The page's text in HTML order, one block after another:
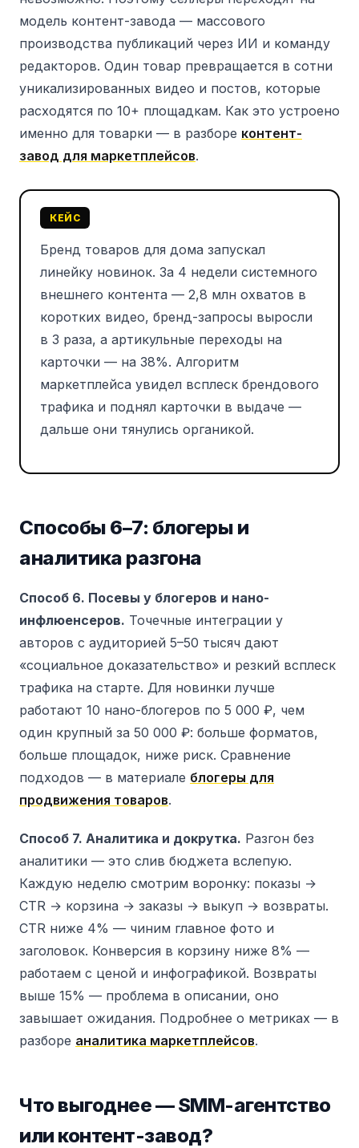
модель контент-завода — массового
производства публикаций через ИИ и команду
редакторов. Один товар превращается в сотни
уникализированных видео и постов, которые
расходятся по 10+ площадкам. Как это устроено
именно для товарки — в разборе контент-
завод для маркетплейсов.
КЕЙС
Бренд товаров для дома запускал
линейку новинок. За 4 недели системного
внешнего контента — 2,8 млн охватов в
коротких видео, бренд-запросы выросли
в 3 раза, а артикульные переходы на
карточки — на 38%. Алгоритм
маркетплейса увидел всплеск брендового
трафика и поднял карточки в выдаче —
дальше они тянулись органикой.
Способы 6–7: блогеры и
аналитика разгона
Способ 6. Посевы у блогеров и нано-
инфлюенсеров. Точечные интеграции у
авторов с аудиторией 5–50 тысяч дают
«социальное доказательство» и резкий всплеск
трафика на старте. Для новинки лучше
работают 10 нано-блогеров по 5 000 ₽, чем
один крупный за 50 000 ₽: больше форматов,
больше площадок, ниже риск. Сравнение
подходов — в материале блогеры для
продвижения товаров.
Способ 7. Аналитика и докрутка. Разгон без
аналитики — это слив бюджета вслепую.
Каждую неделю смотрим воронку: показы →
CTR → корзина → заказы → выкуп → возвраты.
CTR ниже 4% — чиним главное фото и
заголовок. Конверсия в корзину ниже 8% —
работаем с ценой и инфографикой. Возвраты
выше 15% — проблема в описании, оно
завышает ожидания. Подробнее о метриках — в
разборе аналитика маркетплейсов.
Что выгоднее — SMM-агентство
или контент-завод?